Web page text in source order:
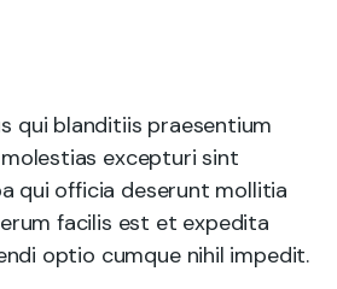
qui blanditiis praesentium
excepturi sint
qui officia deserunt mollitia
facilis est et expedita
optio cumque nihil impedit.